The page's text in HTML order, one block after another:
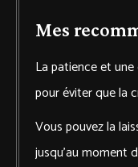
Mes
La patience et
pour éviter que la
Vous pouvez la
jusqu’au moment